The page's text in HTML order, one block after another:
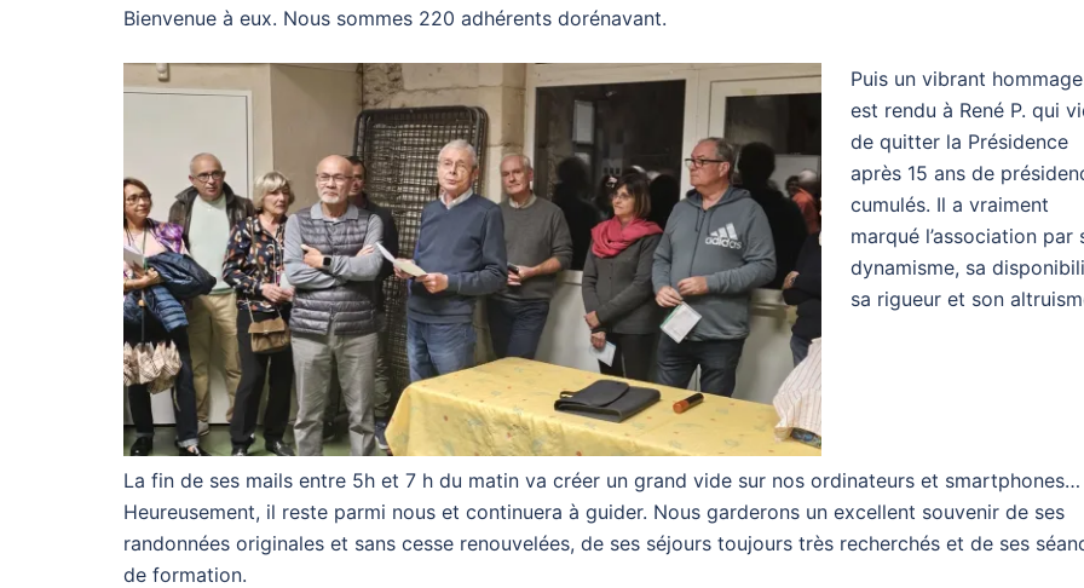
Bienvenue à eux. Nous sommes 220 adhérents dorénavant.
Puis un vibrant hommage
est rendu à René P. qui
de quitter la Présidence
après 15 ans de
cumulés. Il a vraiment
marqué l’association par
dynamisme, sa
sa rigueur et son
La fin de ses mails entre 5h et 7 h du matin va créer un grand vide sur nos ordinateurs et smartphones…
Heureusement, il reste parmi nous et continuera à guider. Nous garderons un excellent souvenir de ses
randonnées originales et sans cesse renouvelées, de ses séjours toujours très recherchés et de ses
de formation.